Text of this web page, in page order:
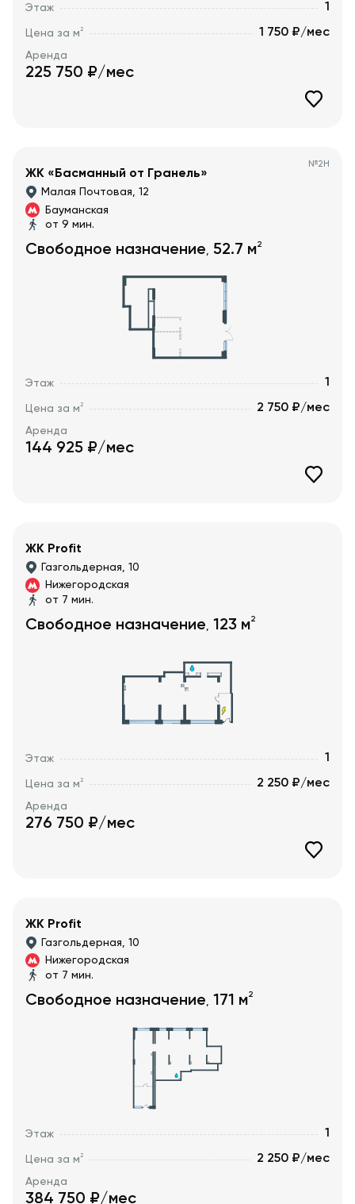
Этаж 1
Цена за м2 1 750 ₽/мес
Аренда
225 750 ₽/мес
№2Н
ЖК «Басманный от Гранель»
Малая Почтовая, 12
Бауманская
от 9 мин.
Свободное назначение, 52.7 м2
Этаж 1
Цена за м2 2 750 ₽/мес
Аренда
144 925 ₽/мес
ЖК Profit
Газгольдерная, 10
Нижегородская
от 7 мин.
Свободное назначение, 123 м2
Этаж 1
Цена за м2 2 250 ₽/мес
Аренда
276 750 ₽/мес
ЖК Profit
Газгольдерная, 10
Нижегородская
от 7 мин.
Свободное назначение 171 м2
Этаж 1
Цена за м2 2 250 ₽/мес
Аренда
384 750 ₽/мес